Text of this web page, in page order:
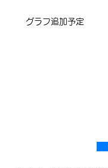
​グラフ追加予定